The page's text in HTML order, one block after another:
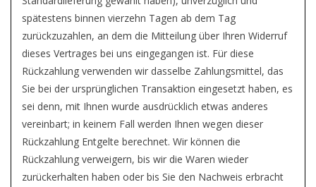
spätestens binnen vierzehn Tagen ab dem Tag
zurückzuzahlen, an dem die Mitteilung über Ihren Widerruf
dieses Vertrages bei uns eingegangen ist. Für diese
Rückzahlung verwenden wir dasselbe Zahlungsmittel, das
Sie bei der ursprünglichen Transaktion eingesetzt haben, es
sei denn, mit Ihnen wurde ausdrücklich etwas anderes
vereinbart; in keinem Fall werden Ihnen wegen dieser
Rückzahlung Entgelte berechnet. Wir können die
Rückzahlung verweigern, bis wir die Waren wieder
zurückerhalten haben oder bis Sie den Nachweis erbracht